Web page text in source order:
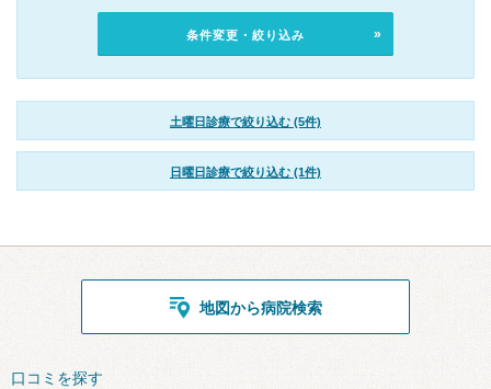
条件変更・絞り込み
土曜日診療で絞り込む (5件)
日曜日診療で絞り込む (1件)
地図から病院検索
口コミを探す